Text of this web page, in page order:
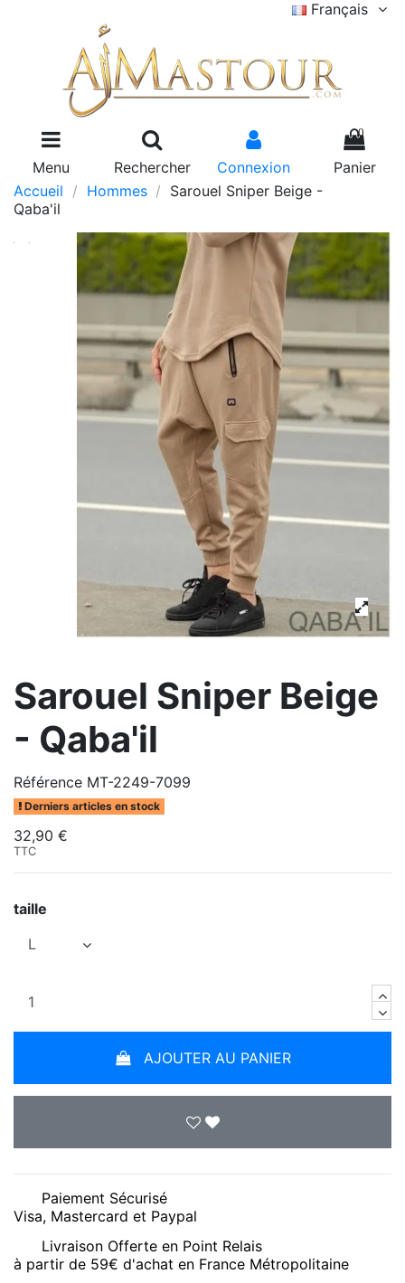
Français
Menu Rechercher Connexion
0
Panier
Accueil
Hommes
Sarouel Sniper Beige -
Qaba'il
Sarouel Sniper Beige
- Qaba'il
Référence MT-2249-7099
Derniers articles en stock
32,90 €
TTC
taille
AJOUTER AU PANIER
Paiement Sécurisé
Visa, Mastercard et Paypal
Livraison Offerte en Point Relais
à partir de 59€ d'achat en France Métropolitaine